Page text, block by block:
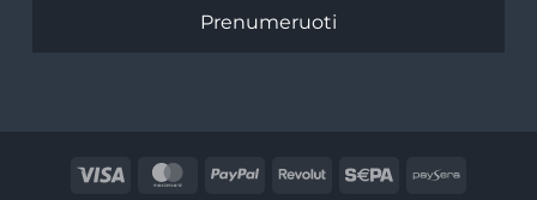
Prenumeruoti
Visa MasterCardPayPal Revolut Sepa Paysera